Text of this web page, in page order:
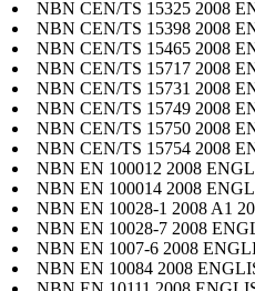
NBN CEN/TS 15325 2008
NBN CEN/TS 15398 2008
NBN CEN/TS 15465 2008
NBN CEN/TS 15717 2008
NBN CEN/TS 15731 2008
NBN CEN/TS 15749 2008
NBN CEN/TS 15750 2008
NBN CEN/TS 15754 2008
NBN EN 100012 2008
NBN EN 100014 2008
NBN EN 10028-1 2008 A1
NBN EN 10028-7 2008
NBN EN 1007-6 2008
NBN EN 10084 2008